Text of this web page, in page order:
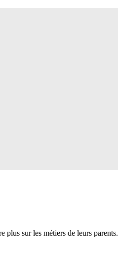
plus sur les métiers de leurs parents.